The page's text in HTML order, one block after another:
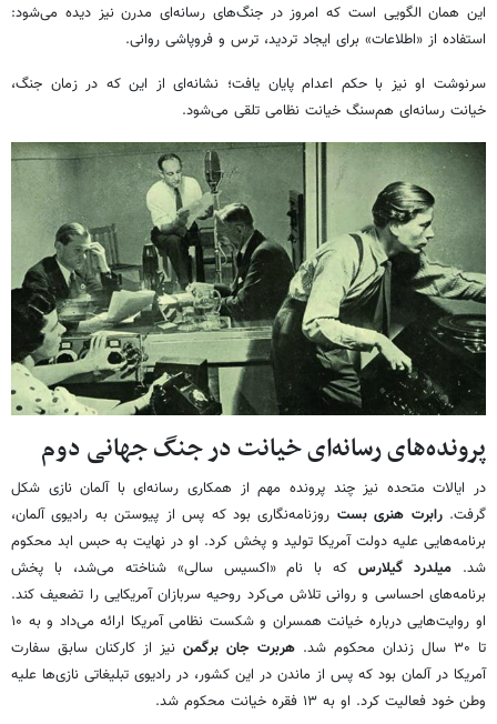
این همان الگویی است که امروز در جنگ‌های رسانه‌ای مدرن نیز دیده می‌شود:
استفاده از «اطلاعات» برای ایجاد تردید، ترس و فروپاشی روانی.
سرنوشت او نیز با حکم اعدام پایان یافت؛ نشانه‌ای از این که در زمان جنگ،
خیانت رسانه‌ای هم‌سنگ خیانت نظامی تلقی می‌شود.
پرونده‌های رسانه‌ای خیانت در جنگ جهانی دوم
در ایالات متحده نیز چند پرونده مهم از همکاری رسانه‌ای با آلمان نازی شکل
گرفت.رابرت هنری بست روزنامه‌نگاری بود که پس از پیوستن به رادیوی آلمان،
برنامه‌هایی علیه دولت آمریکا تولید و پخش کرد. او در نهایت به حبس ابد محکوم
شد. میلدرد گیلارسکه با نام «اکسیس سالی» شناخته می‌شد، با پخش
برنامه‌های احساسی و روانی تلاش می‌کرد روحیه سربازان آمریکایی را تضعیف کند.
او روایت‌هایی درباره خیانت همسران و شکست نظامی آمریکا ارائه می‌داد و به ۱۰
تا ۳۰ سال زندان محکوم شد.
هربرت جان برگمن نیز از کارکنان سابق سفارت
آمریکا در آلمان بود که پس از ماندن در این کشور، در رادیوی تبلیغاتی نازی‌ها علیه
وطن خود فعالیت کرد. او به ۱۳ فقره خیانت محکوم شد.